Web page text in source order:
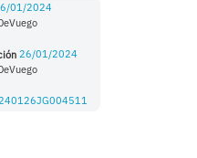
01/2024
26/01/2024